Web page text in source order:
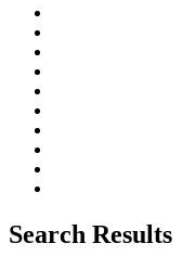
Search Results